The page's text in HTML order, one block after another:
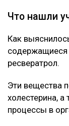
Что нашли
Как
содержащиеся
ресвератрол.
Эти вещества
холестерина,
процессы в